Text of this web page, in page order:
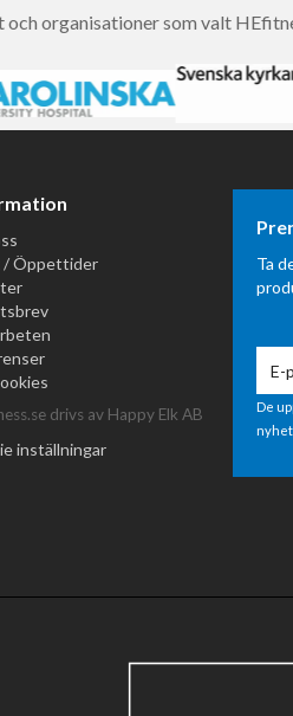
organisationer som valt
/ Öppettider
drivs av Happy Elk AB
inställningar
Ta
De